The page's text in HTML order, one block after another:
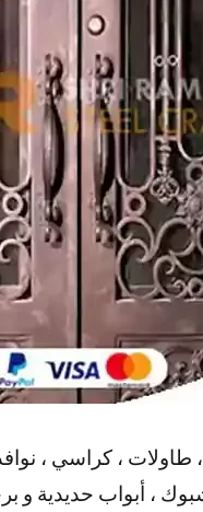
طاولات ، كراسي ،
، أبواب حديدية و